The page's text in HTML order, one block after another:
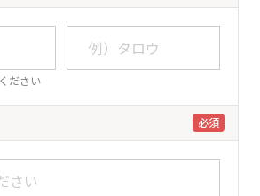
ださい
必須